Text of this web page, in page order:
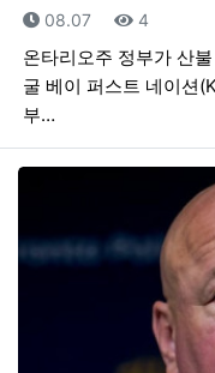
등록일
08.07 조회
4
온타리오주 정부가 산
굴 베이 퍼스트 네이션
부…